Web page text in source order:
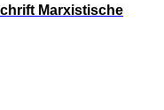
Marxistische